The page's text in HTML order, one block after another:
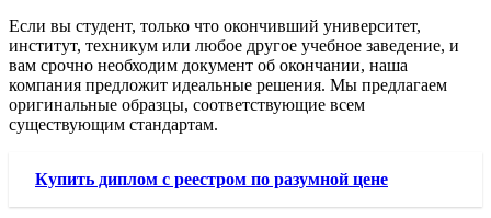
Если вы студент, только что окончивший университет,
институт, техникум или любое другое учебное заведение, и
вам срочно необходим документ об окончании, наша
компания предложит идеальные решения. Мы предлагаем
оригинальные образцы, соответствующие всем
существующим стандартам.
Купить диплом с реестром по разумной цене